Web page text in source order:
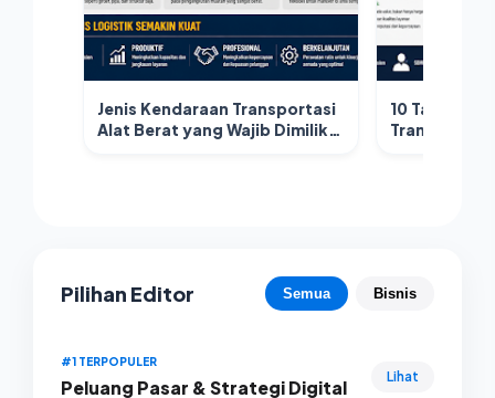
Jenis Kendaraan Transportasi
Alat Berat yang Wajib Dimiliki
10
Pilihan Editor Semua Bisnis
#1 TERPOPULER
Peluang Pasar & Strategi Digital Lihat